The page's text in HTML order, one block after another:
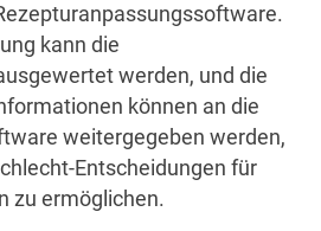
kann die
werden, und die
können an die
weitergegeben werden,
Entscheidungen für
zu ermöglichen.